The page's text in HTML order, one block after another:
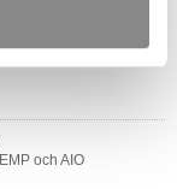
och AIO